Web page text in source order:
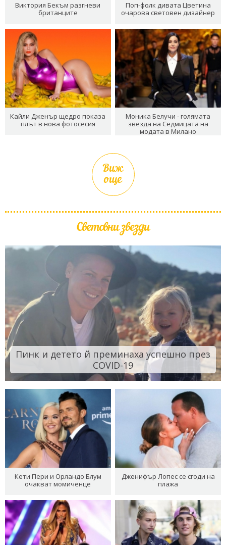
Виктория Бекъм разгневи
британците
Поп-фолк дивата Цветина
очарова световен дизайнер
Кайли Дженър щедро показа
плът в нова фотосесия
Моника Белучи - голямата
звезда на Седмицата на
модата в Милано
Виж
още
Световни звезди
Пинк и детето й преминаха успешно през
COVID-19
Кети Пери и Орландо Блум
очакват момиченце
Дженифър Лопес се сгоди на
плажа